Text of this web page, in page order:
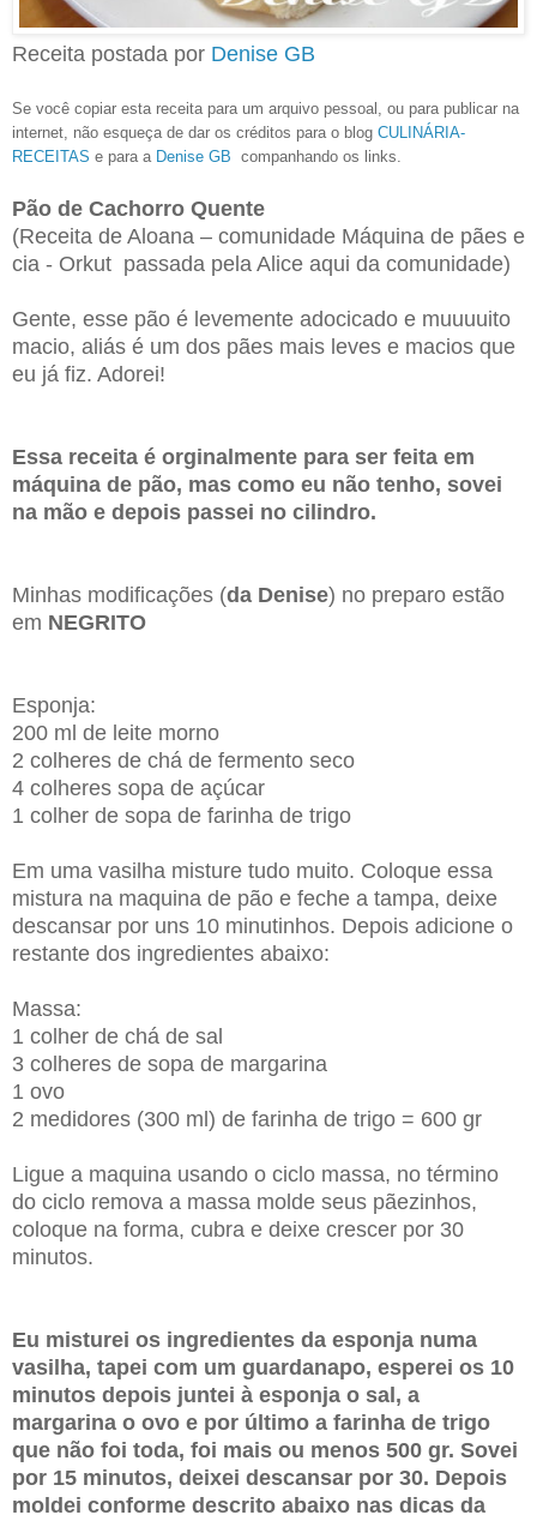
Receita postada por Denise GB
Se você copiar esta receita para um arquivo pessoal, ou para publicar na
internet, não esqueça de dar os créditos para o blog CULINÁRIA-
RECEITAS e para a Denise GB companhando os links.
Pão de Cachorro Quente
(Receita de Aloana – comunidade Máquina de pães e
cia - Orkut passada pela Alice aqui da comunidade)
Gente, esse pão é levemente adocicado e muuuuito
macio, aliás é um dos pães mais leves e macios que
eu já fiz. Adorei!
Essa receita é orginalmente para ser feita em
máquina de pão, mas como eu não tenho, sovei
na mão e depois passei no cilindro.
Minhas modificações (da Denise) no preparo estão
em NEGRITO
Esponja:
200 ml de leite morno
2 colheres de chá de fermento seco
4 colheres sopa de açúcar
1 colher de sopa de farinha de trigo
Em uma vasilha misture tudo muito. Coloque essa
mistura na maquina de pão e feche a tampa, deixe
descansar por uns 10 minutinhos. Depois adicione o
restante dos ingredientes abaixo:
Massa:
1 colher de chá de sal
3 colheres de sopa de margarina
1 ovo
2 medidores (300 ml) de farinha de trigo = 600 gr
Ligue a maquina usando o ciclo massa, no término
do ciclo remova a massa molde seus pãezinhos,
coloque na forma, cubra e deixe crescer por 30
minutos.
Eu misturei os ingredientes da esponja numa
vasilha, tapei com um guardanapo, esperei os 10
minutos depois juntei à esponja o sal, a
margarina o ovo e por último a farinha de trigo
que não foi toda, foi mais ou menos 500 gr. Sovei
por 15 minutos, deixei descansar por 30. Depois
moldei conforme descrito abaixo nas dicas da